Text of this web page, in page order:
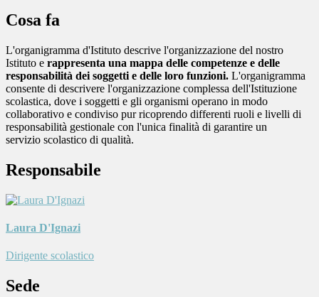
Cosa fa
L'organigramma d'Istituto descrive l'organizzazione del nostro
Istituto e rappresenta una mappa delle competenze e delle
responsabilità dei soggetti e delle loro funzioni. L'organigramma
consente di descrivere l'organizzazione complessa dell'Istituzione
scolastica, dove i soggetti e gli organismi operano in modo
collaborativo e condiviso pur ricoprendo differenti ruoli e livelli di
responsabilità gestionale con l'unica finalità di garantire un
servizio scolastico di qualità.
Responsabile
Laura D'Ignazi
Dirigente scolastico
Sede